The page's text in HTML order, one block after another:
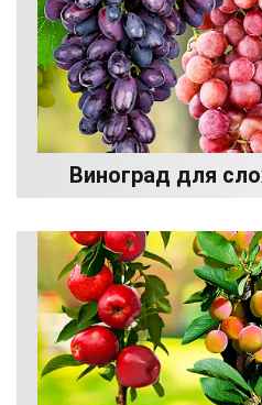
Виноград для